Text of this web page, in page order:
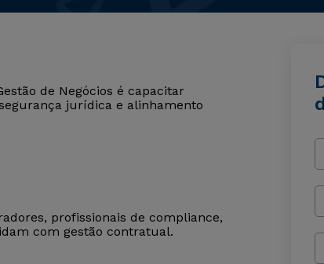
de Negócios é capacitar
jurídica e alinhamento
profissionais de compliance,
com gestão contratual.